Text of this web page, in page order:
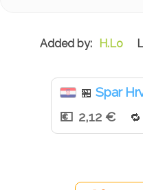
H.Lo
🏪 Spar
2,12 €